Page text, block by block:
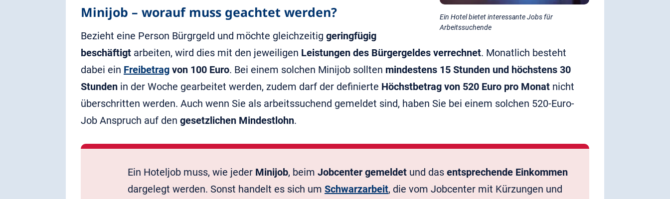
Ein Hotel bietet interessante Jobs für
Arbeitssuchende
Minijob – worauf muss geachtet werden?
Bezieht eine Person Bürgrgeld und möchte gleichzeitig geringfügig
beschäftigt arbeiten, wird dies mit den jeweiligen Leistungen des Bürgergeldes verrechnet. Monatlich besteht
dabei ein Freibetrag von 100 Euro. Bei einem solchen Minijob sollten mindestens 15 Stunden und höchstens 30
Stunden in der Woche gearbeitet werden, zudem darf der definierte Höchstbetrag von 520 Euro pro Monat nicht
überschritten werden. Auch wenn Sie als arbeitssuchend gemeldet sind, haben Sie bei einem solchen 520-Euro-
Job Anspruch auf den gesetzlichen Mindestlohn.
Ein Hoteljob muss, wie jeder Minijob, beim Jobcenter gemeldet und das entsprechende Einkommen
dargelegt werden. Sonst handelt es sich um Schwarzarbeit, die vom Jobcenter mit Kürzungen und